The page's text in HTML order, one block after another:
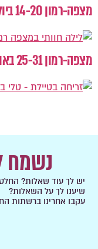
מצפה-רמון 14-20 ביולי
מצפה-רמון 25-31 באוגוסט
נשמח
יש לך עוד שאלות?
שיענו לך על השאלות?
עקבו אחרינו ברשתות